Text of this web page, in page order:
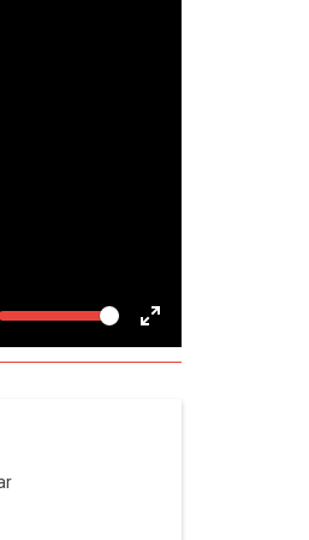
Volume
Fullscreen